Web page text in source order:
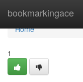
bookmarkingace
Home
Home
1